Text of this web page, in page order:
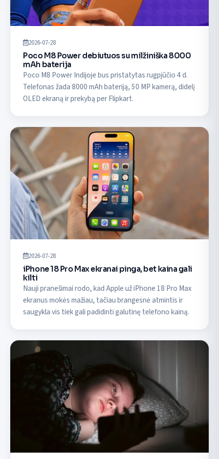
2026-07-28
Poco M8 Power debiutuos su milžiniška 8000
mAh baterija
Poco M8 Power Indijoje bus pristatytas rugpjūčio 4 d.
Telefonas žada 8000 mAh bateriją, 50 MP kamerą, didelį
OLED ekraną ir prekybą per Flipkart.
2026-07-28
iPhone 18 Pro Max ekranai pinga, bet kaina gali
kilti
Nauji pranešimai rodo, kad Apple už iPhone 18 Pro Max
ekranus mokės mažiau, tačiau brangesnė atmintis ir
saugykla vis tiek gali padidinti galutinę telefono kainą.